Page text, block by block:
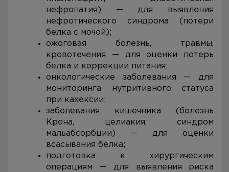
нефропатия) — для выявления
нефротического синдрома (потери
белка с мочой);
ожоговая болезнь, травмы,
кровотечения — для оценки потерь
белка и коррекции питания;
онкологические заболевания — для
мониторинга нутритивного статуса
при кахексии;
заболевания кишечника (болезнь
Крона, целиакия, синдром
мальабсорбции) — для оценки
всасывания белка;
подготовка к хирургическим
операциям — для выявления риска